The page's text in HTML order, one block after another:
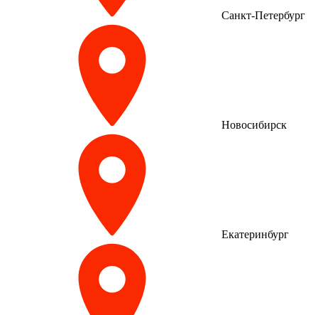
Санкт-Петербург
Новосибирск
Екатеринбург